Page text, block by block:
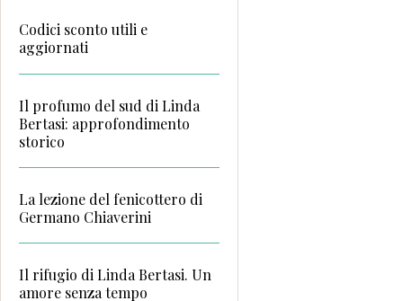
Codici sconto utili e
aggiornati
Il profumo del sud di Linda
Bertasi: approfondimento
storico
La lezione del fenicottero di
Germano Chiaverini
Il rifugio di Linda Bertasi. Un
amore senza tempo